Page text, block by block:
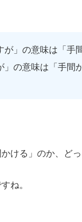
が」の意味は「手
」の意味は「手間
ける」のか、ど
ね。